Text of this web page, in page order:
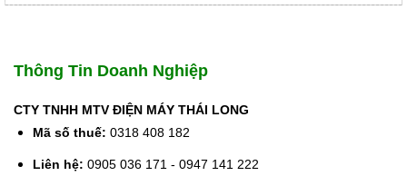
8.500.000 ₫.
là:
Thông Tin Doanh Nghiệp
CTY TNHH MTV ĐIỆN MÁY THÁI LONG
Mã số thuế: 0318 408 182
Liên hệ: 0905 036 171 - 0947 141 222